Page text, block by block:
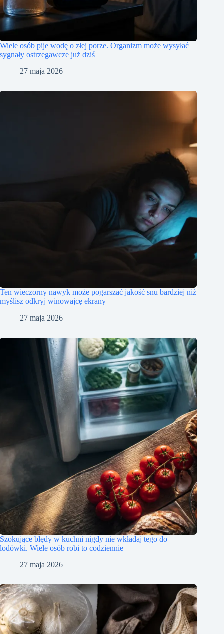
Wiele osób pije wodę o złej porze. Organizm może wysyłać
sygnały ostrzegawcze już dziś
27 maja 2026
Ten wieczorny nawyk może pogarszać jakość snu bardziej niż
myślisz odkryj winowajcę ekrany
27 maja 2026
Szokujące błędy w kuchni nigdy nie wkładaj tego do
lodówki. Wiele osób robi to codziennie
27 maja 2026